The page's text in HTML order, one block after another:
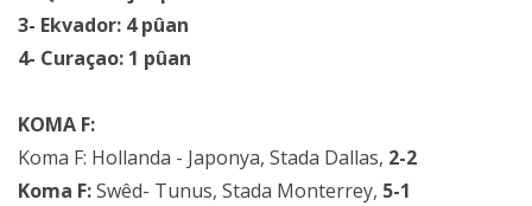
3- Ekvador: 4 pûan
4- Curaçao: 1 pûan
KOMA F:
Koma F: Hollanda - Japonya, Stada Dallas, 2-2
Koma F:Swêd- Tunus, Stada Monterrey, 5-1